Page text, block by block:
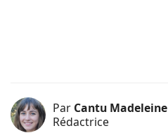
Par Cantu Madeleine
Rédactrice